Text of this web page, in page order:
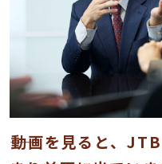
――動画を見ると、